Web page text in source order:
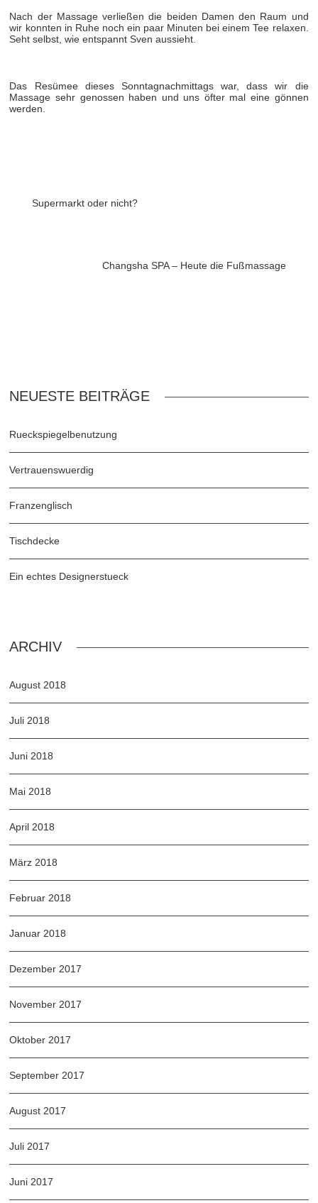
Nach der Massage verließen die beiden Damen den Raum und
wir konnten in Ruhe noch ein paar Minuten bei einem Tee relaxen.
Seht selbst, wie entspannt Sven aussieht.
Das Resümee dieses Sonntagnachmittags war, dass wir die
Massage sehr genossen haben und uns öfter mal eine gönnen
werden.
Supermarkt oder nicht?
Changsha SPA – Heute die Fußmassage
NEUESTE BEITRÄGE
Rueckspiegelbenutzung
Vertrauenswuerdig
Franzenglisch
Tischdecke
Ein echtes Designerstueck
ARCHIV
August 2018
Juli 2018
Juni 2018
Mai 2018
April 2018
März 2018
Februar 2018
Januar 2018
Dezember 2017
November 2017
Oktober 2017
September 2017
August 2017
Juli 2017
Juni 2017